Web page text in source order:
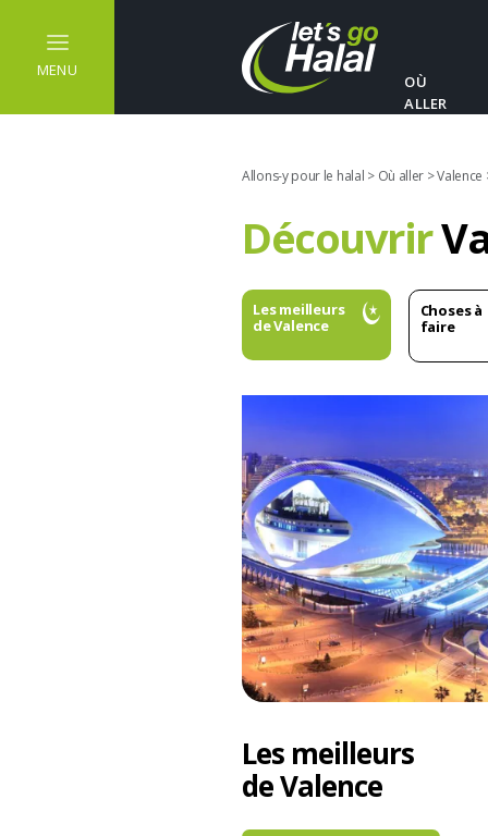
MENU
OÙ
ALLER
Allons-y pour le halal > Où aller >Valence
Découvrir
Les meilleurs
de Valence
Choses à
faire
Les meilleurs
de Valence